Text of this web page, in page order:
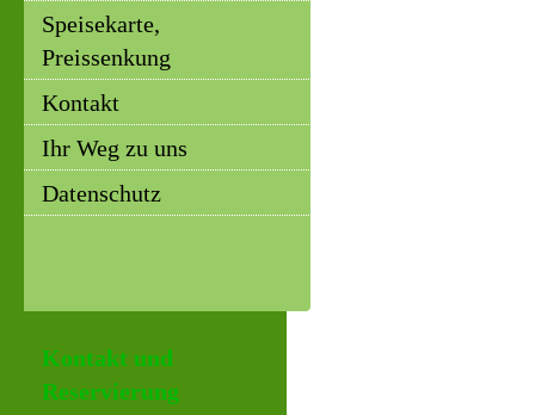
Speisekarte,
Preissenkung
Kontakt
Ihr Weg zu uns
Datenschutz
Kontakt und
Reservierung